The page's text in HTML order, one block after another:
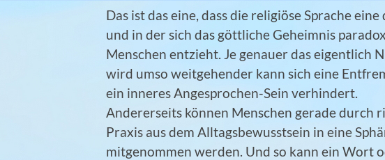
Das ist das eine, dass die religiöse Sprache
und in der sich das göttliche Geheimnis
Menschen entzieht. Je genauer das eigentlich
wird umso weitgehender kann sich eine
ein inneres Angesprochen-Sein verhindert.
Andererseits können Menschen gerade durch
Praxis aus dem Alltagsbewusstsein in eine
mitgenommen werden. Und so kann ein Wort